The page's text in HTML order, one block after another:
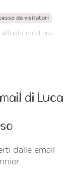
da visitatori
con Luca
di Luca
dalle email